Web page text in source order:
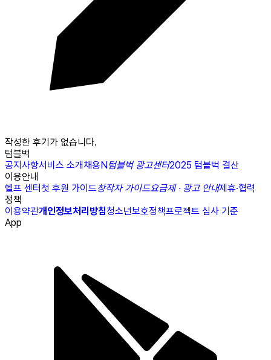
작성한 후기가 없습니다.
텀블벅
공지사항서비스 소개채용N텀블벅 광고센터2025 텀블벅 결산
이용안내
헬프 센터첫 후원 가이드창작자 가이드요금제 · 광고 안내제휴·협력
정책
이용약관개인정보처리방침청소년보호정책프로젝트 심사 기준
App